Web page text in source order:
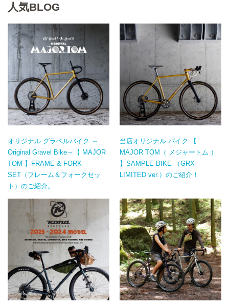
人気BLOG
オリジナル グラベルバイク ～
Original Gravel Bike～【 MAJOR
TOM 】FRAME & FORK
SET（フレーム＆フォークセッ
ト）のご紹介。
当店オリジナル バイク 【
MAJOR TOM（ メジャートム ）
】SAMPLE BIKE （GRX
LIMITED ver.）のご紹介！